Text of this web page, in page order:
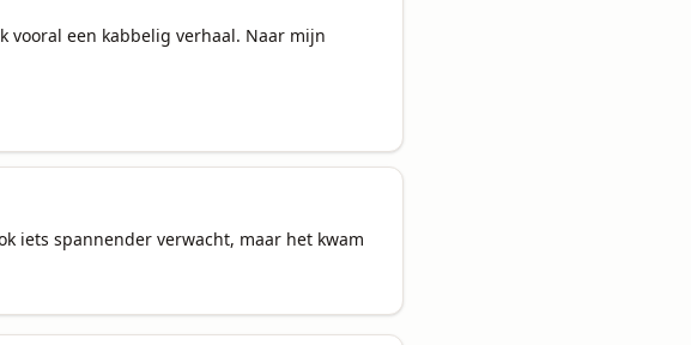
vooral een kabbelig verhaal. Naar mijn
iets spannender verwacht, maar het kwam